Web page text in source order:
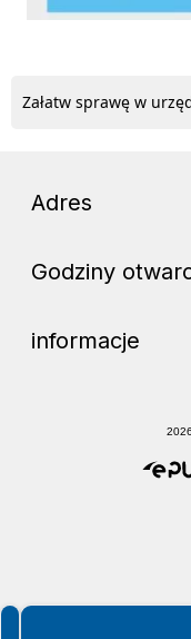
Załatw sprawę w
Adres
Godziny
informacje
Spełniamy standardy WCAG 2.2
Spełniamy standardy W3C